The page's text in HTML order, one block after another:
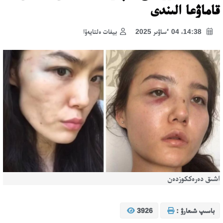
قاماۋعا الىندى
بيفات ەلتايەۆا
اشىق دەرەككوزدەن
باسىپ شىعارۋ : 3926